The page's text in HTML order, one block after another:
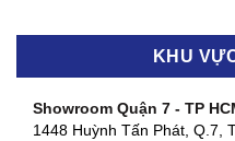
KHU
Showroom Quận 7 - TP
1448 Huỳnh Tấn Phát, Q.7,